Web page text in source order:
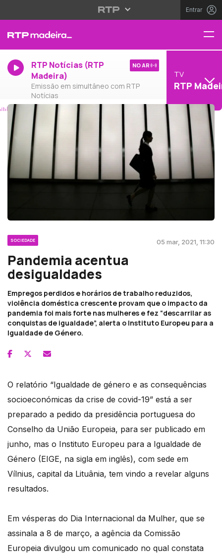
Entrar
RTP Notícias (RTP
Madeira)
Emissão em simultâneo com RTP
Notícias
NO AR
TV
RTP
SOCIEDADE 05 mar, 2021, 11:30
Pandemia acentua
desigualdades
Empregos perdidos e horários de trabalho reduzidos,
violência doméstica crescente provam que o impacto da
pandemia foi mais forte nas mulheres e fez “descarrilar as
conquistas de igualdade”, alerta o Instituto Europeu para a
Igualdade de Género.
O relatório “Igualdade de género e as consequências
socioeconómicas da crise de covid-19” está a ser
preparado a pedido da presidência portuguesa do
Conselho da União Europeia, para ser publicado em
junho, mas o Instituto Europeu para a Igualdade de
Género (EIGE, na sigla em inglês), com sede em
Vílnius, capital da Lituânia, tem vindo a revelar alguns
resultados.
Em vésperas do Dia Internacional da Mulher, que se
assinala a 8 de março, a agência da Comissão
Europeia divulgou um comunicado no qual constata